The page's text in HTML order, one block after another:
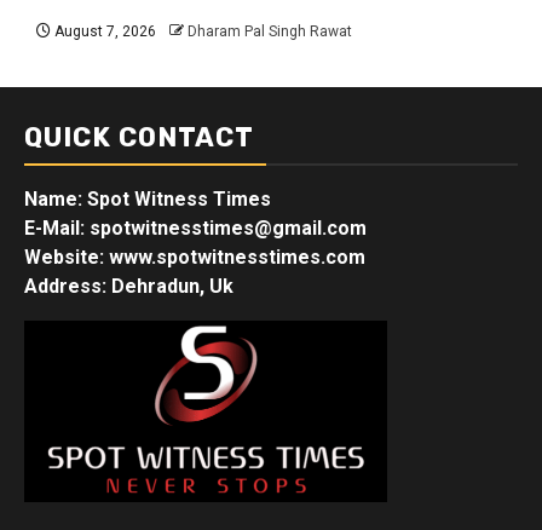
August 7, 2026 Dharam Pal Singh Rawat
QUICK CONTACT
Name: Spot Witness Times
E-Mail: spotwitnesstimes@gmail.com
Website: www.spotwitnesstimes.com
Address: Dehradun, Uk